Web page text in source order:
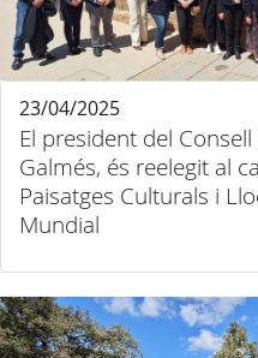
El president del
Galmés, és reelegit al
Paisatges Culturals i
Mundial
23/04/2025